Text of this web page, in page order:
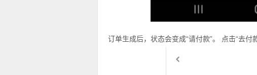
订单生成后，状态会变成“请付款”。 点击“去付